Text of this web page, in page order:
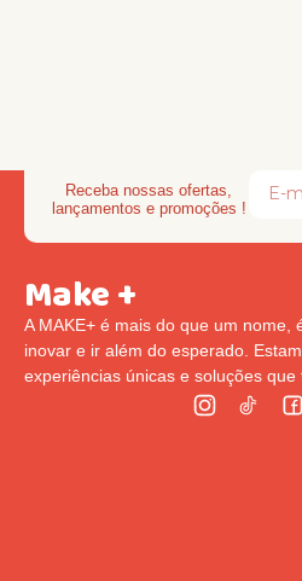
Receba nossas ofertas,
lançamentos e promoções !
Make +
A MAKE+ é mais do que um nome,
inovar e ir além do esperado.
experiências únicas e soluções que